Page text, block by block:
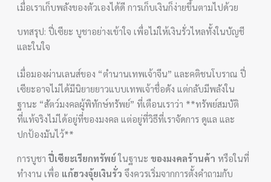
เมื่อเราเก็บพลังของตัวเองได้ดี การเก็บเงินก็ง่ายขึ้นตามไปด้วย
บทสรุป: ปี่เซียะ บูชาอย่างเข้าใจ เพื่อไม่ให้เงินรั่วไหลทั้งในบัญชี
และในใจ
เมื่อมองผ่านเลนส์ของ “ตำนานเทพเจ้าจีน” และคติชนโบราณ ปี่
เซียะอาจไม่ได้มีนิยายยาวแบบเทพเจ้าชื่อดัง แต่กลับมีพลังใน
ฐานะ “สัตว์มงคลผู้พิทักษ์ทรัพย์” ที่เตือนเราว่า **ทรัพย์สมบัติ
ที่แท้จริงไม่ได้อยู่ที่ของมงคล แต่อยู่ที่วิธีที่เราจัดการ ดูแล และ
ปกป้องมันไว้**
การบูชาปี่เซียะเรียกทรัพย์ ในฐานะของมงคลร้านค้า หรือในที่
ทำงาน เพื่อ แก้ฮวงจุ้ยเงินรั่ว จึงควรเริ่มจากการตั้งคำถามกับ